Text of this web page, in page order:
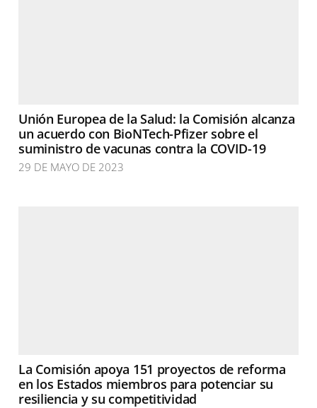
Unión Europea de la Salud: la Comisión alcanza
un acuerdo con BioNTech-Pfizer sobre el
suministro de vacunas contra la COVID-19
29 DE MAYO DE 2023
La Comisión apoya 151 proyectos de reforma
en los Estados miembros para potenciar su
resiliencia y su competitividad